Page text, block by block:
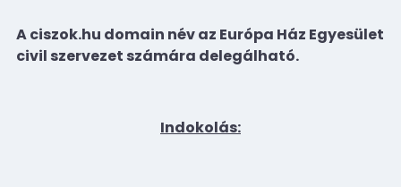
A ciszok.hu domain név az Európa Ház Egyesület
civil szervezet számára delegálható.
Indokolás: